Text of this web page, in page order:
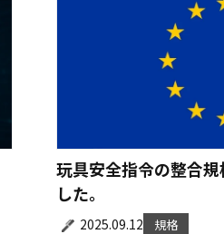
玩具安全指令の整合
した。
2025.09.12 規格